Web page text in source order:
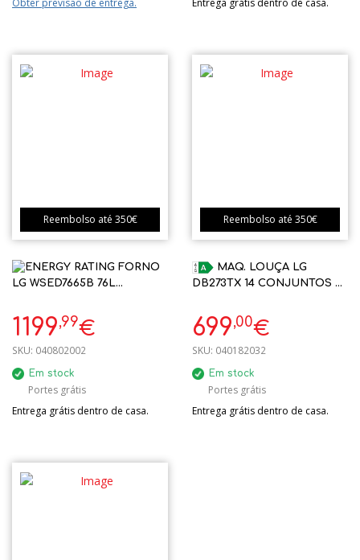
Obter previsão de entrega. Entrega grátis dentro de casa.
Reembolso até 350€
LG WSED7665B 76L
INSTAVIEW
1199,99€
SKU: 040802002
Em stock
Portes grátis
Entrega grátis dentro de casa.
Reembolso até 350€
DB273TX 14 CONJUNTOS A
699,00€
SKU: 040182032
Em stock
Portes grátis
Entrega grátis dentro de casa.